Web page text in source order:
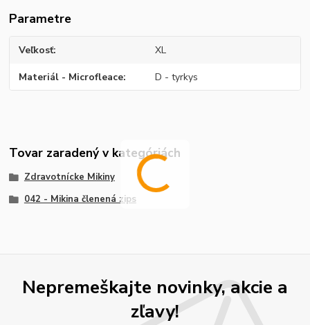
Parametre
Veľkosť XL
Materiál - Microfleace D - tyrkys
Tovar zaradený v kategóriách
Zdravotnícke Mikiny
042 - Mikina členená zips
Nepremeškajte novinky, akcie a
zľavy!